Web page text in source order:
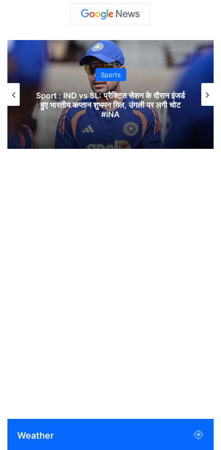
Sports
Sport : IND vs SL: प्रैक्टिस सेशन के दौरान इंजर्ड
हुए भारतीय कप्तान शुभमन गिल, उंगली पर लगी चोट
#INA
Weather